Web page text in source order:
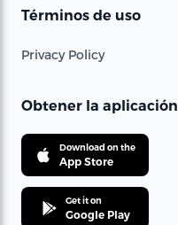
Términos de uso
Privacy Policy
Obtener la aplicación
Download on the
App Store
Get it on
Google Play